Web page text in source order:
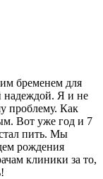
бременем для
надеждой. Я и не
проблему. Как
Вот уже год и 7
пить. Мы
рождения
клиники за то,